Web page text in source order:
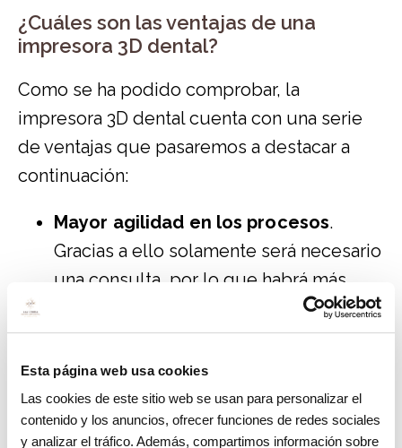
Esta página web usa cookies
Las cookies de este sitio web se usan para personalizar el
contenido y los anuncios, ofrecer funciones de redes sociales
y analizar el tráfico. Además, compartimos información sobre
¿Cuáles son las ventajas de una
impresora 3D dental?
Como se ha podido comprobar, la
impresora 3D dental cuenta con una serie
de ventajas que pasaremos a destacar a
continuación:
Mayor agilidad en los procesos.
Gracias a ello solamente será necesario
una consulta, por lo que habrá más
posibilidades de pacientes satisfechos.
Adaptabilidad. Se ajustan con una
mayor precisión a cada caso de los
pacientes.
Productividad. Proceso de trabajo